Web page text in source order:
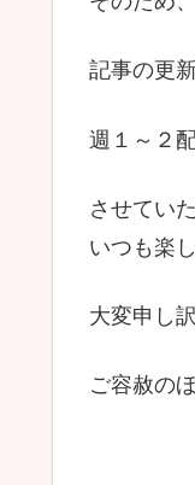
記事の更
週１～２
させてい
いつも楽
大変申し
ご容赦の